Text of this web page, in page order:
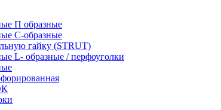
П образные
C-образные
гайку (STRUT)
L- образные / перфоуголки